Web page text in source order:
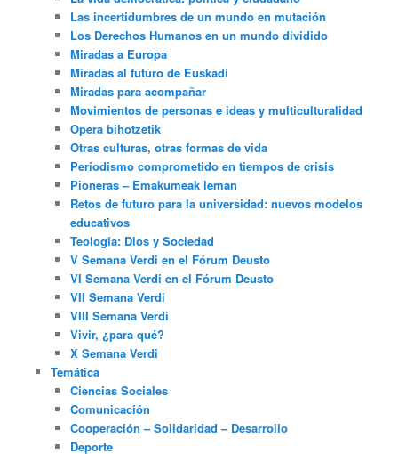
Las incertidumbres de un mundo en mutación
Los Derechos Humanos en un mundo dividido
Miradas a Europa
Miradas al futuro de Euskadi
Miradas para acompañar
Movimientos de personas e ideas y multiculturalidad
Opera bihotzetik
Otras culturas, otras formas de vida
Periodismo comprometido en tiempos de crisis
Pioneras – Emakumeak leman
Retos de futuro para la universidad: nuevos modelos
educativos
Teología: Dios y Sociedad
V Semana Verdi en el Fórum Deusto
VI Semana Verdi en el Fórum Deusto
VII Semana Verdi
VIII Semana Verdi
Vivir, ¿para qué?
X Semana Verdi
Temática
Ciencias Sociales
Comunicación
Cooperación – Solidaridad – Desarrollo
Deporte